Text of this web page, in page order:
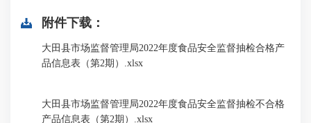
附件下载：
大田县市场监督管理局2022年度食品安全监督抽检合格产
品信息表（第2期）.xlsx
大田县市场监督管理局2022年度食品安全监督抽检不合格
产品信息表（第2期）.xlsx